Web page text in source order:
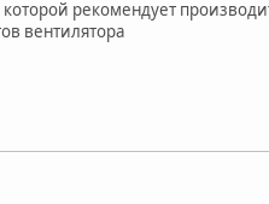
рекомендует
вентилятора